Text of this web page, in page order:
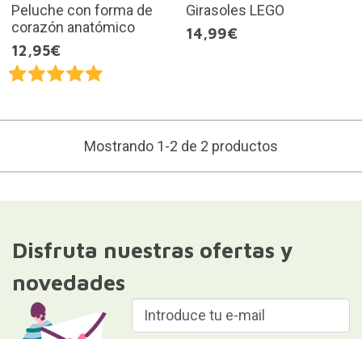
Peluche con forma de
corazón anatómico
12,95€
Girasoles LEGO
14,99€
Mostrando 1-2 de 2 productos
Disfruta nuestras ofertas y
novedades